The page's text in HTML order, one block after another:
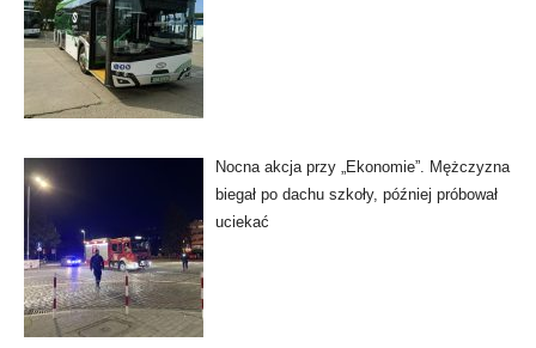
Nocna akcja przy „Ekonomie”. Mężczyzna
biegał po dachu szkoły, później próbował
uciekać